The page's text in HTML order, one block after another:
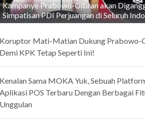
Kampanye Prabowo-Gibran akan
Simpatisan PDI Perjuangan di Seluruh
Mati-Matian Dukung Prabowo-
KPK Tetap Seperti Ini!
Sama MOKA Yuk, Sebuah
POS Terbaru Dengan Berbagai